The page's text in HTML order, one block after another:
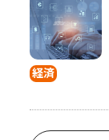
経済